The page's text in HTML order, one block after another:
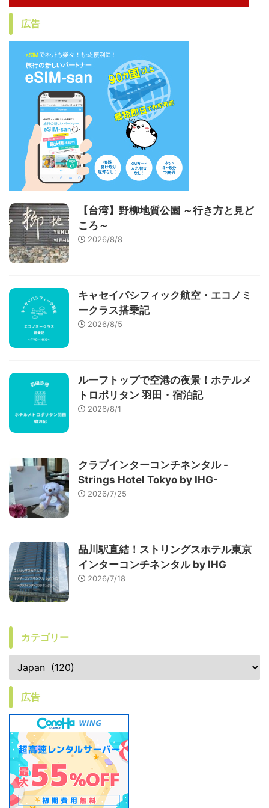
広告
【台湾】野柳地質公園 ～行き方と見ど
ころ～
2026/8/8
キャセイパシフィック航空・エコノミ
ークラス搭乗記
2026/8/5
ルーフトップで空港の夜景！ホテルメ
トロポリタン 羽田・宿泊記
2026/8/1
クラブインターコンチネンタル -
Strings Hotel Tokyo by IHG-
2026/7/25
品川駅直結！ストリングスホテル東京
インターコンチネンタル by IHG
2026/7/18
カテゴリー
広告